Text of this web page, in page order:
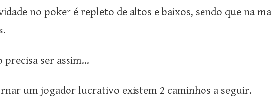
no poker é repleto de altos e baixos, sendo que na
precisa ser assim…
um jogador lucrativo existem 2 caminhos a seguir.